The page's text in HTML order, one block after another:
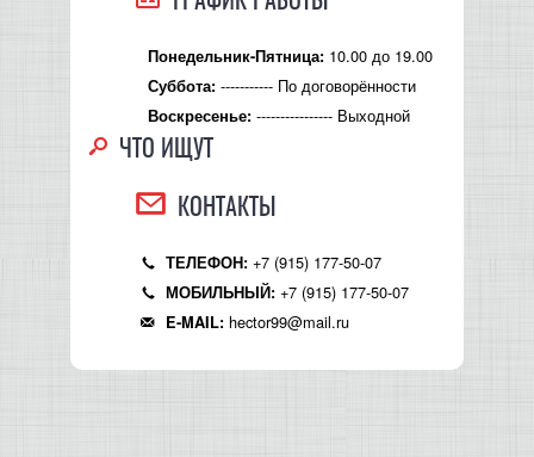
Понедельник-Пятница: 10.00 до 19.00
Суббота: ----------- По договорённости
Воскресенье: ---------------- Выходной
ЧТО ИЩУТ
КОНТАКТЫ
ТЕЛЕФОН: +7 (915) 177-50-07
МОБИЛЬНЫЙ: +7 (915) 177-50-07
E-MAIL: hector99@mail.ru